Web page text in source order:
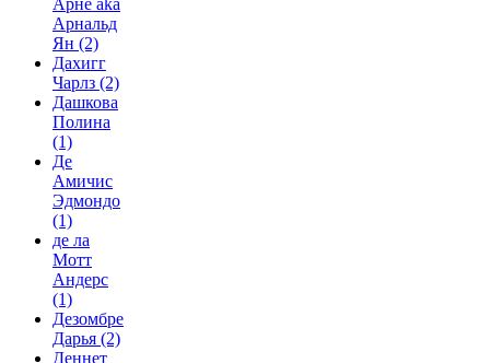
Арне aka
Арнальд
Ян (2)
Дахигг
Чарлз (2)
Дашкова
Полина
(1)
Де
Амичис
Эдмондо
(1)
де ла
Мотт
Андерс
(1)
Дезомбре
Дарья (2)
Деннет